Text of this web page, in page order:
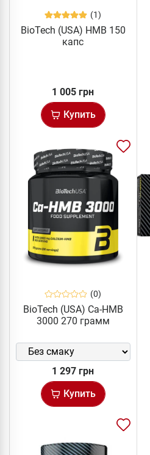
(1)
BioTech (USA) HMB 150
капс
1 005 грн
Купить
(0)
BioTech (USA) Ca-HMB
3000 270 грамм
1 297 грн
Купить